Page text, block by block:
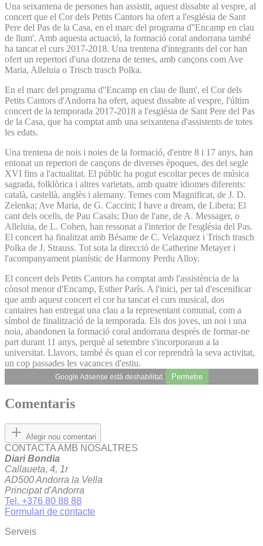
Una seixantena de persones han assistit, aquest dissabte al vespre, al
concert que el Cor dels Petits Cantors ha ofert a l'església de Sant
Pere del Pas de la Casa, en el marc del programa d''Encamp en clau
de llum'. Amb aquesta actuació, la formació coral andorrana també
ha tancat el curs 2017-2018. Una trentena d'integrants del cor han
ofert un repertori d'una dotzena de temes, amb cançons com Ave
Maria, Alleluia o Trisch trasch Polka.
En el marc del programa d''Encamp en clau de llum', el Cor dels
Petits Cantors d'Andorra ha ofert, aquest dissabte al vespre, l'últim
concert de la temporada 2017-2018 a l'església de Sant Pere del Pas
de la Casa, que ha comptat amb una seixantena d'assistents de totes
les edats.
Una trentena de nois i noies de la formació, d'entre 8 i 17 anys, han
entonat un repertori de cançons de diverses èpoques, des del segle
XVI fins a l'actualitat. El públic ha pogut escoltar peces de música
sagrada, folklòrica i altres varietats, amb quatre idiomes diferents:
català, castellà, anglès i alemany. Temes com Magnificat, de J. D.
Zelenka; Ave Maria, de G. Caccini; I have a dream, de Libera; El
cant dels ocells, de Pau Casals; Duo de l'ane, de A. Messager, o
Alleluia, de L. Cohen, han ressonat a l'interior de l'església del Pas.
El concert ha finalitzat amb Bésame de C. Velazquez i Trisch trasch
Polka de J. Strauss. Tot sota la direcció de Catherine Metayer i
l'acompanyament pianístic de Harmony Perdu Alloy.
El concert dels Petits Cantors ha comptat amb l'assistència de la
cònsol menor d'Encamp, Esther París. A l'inici, per tal d'escenificar
que amb aquest concert el cor ha tancat el curs musical, dos
cantaires han entregat una clau a la representant comunal, com a
símbol de finalització de la temporada. Els dos joves, un noi i una
noia, abandonen la formació coral andorrana després de formar-ne
part durant 11 anys, perquè al setembre s'incorporaran a la
universitat. Llavors, també és quan el cor reprendrà la seva activitat,
un cop passades les vacances d'estiu.
Google Adsense està deshabilitat. Permetre
Comentaris
Afegir nou comentari
CONTACTA AMB NOSALTRES
Diari Bondia
Callaueta, 4, 1r
AD500 Andorra la Vella
Principat d'Andorra
Tel. +376 80 88 88
Formulari de contacte
Serveis